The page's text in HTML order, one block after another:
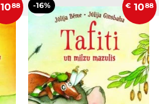
1088 -16% € 1088